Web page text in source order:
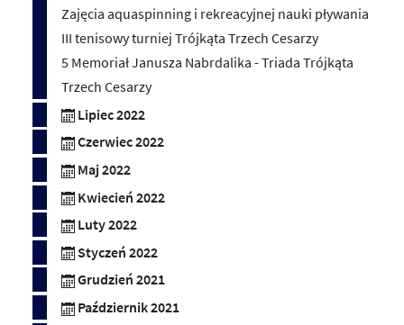
Zajęcia aquaspinning i rekreacyjnej nauki pływania
III tenisowy turniej Trójkąta Trzech Cesarzy
5 Memoriał Janusza Nabrdalika - Triada Trójkąta
Trzech Cesarzy
Lipiec 2022
Czerwiec 2022
Maj 2022
Kwiecień 2022
Luty 2022
Styczeń 2022
Grudzień 2021
Październik 2021